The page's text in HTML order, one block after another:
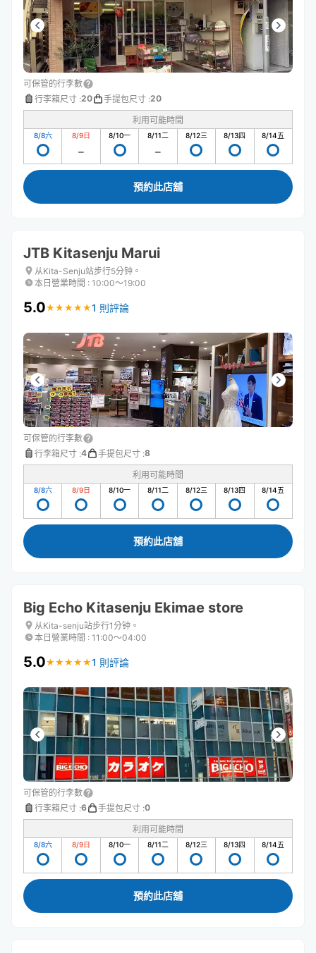
可保管的行李數
行李箱尺寸 :20 手提包尺寸 :20
利用可能時間
8/8六 8/9日 8/10一 8/11二 8/12三 8/13四 8/14五
預約此店舖
JTB Kitasenju Marui
从Kita-Senju站步行5分钟。
本日營業時間 : 10:00〜19:00
5.0★ ★ ★ ★ ★
★ ★ ★ ★ ★1 則評論
可保管的行李數
行李箱尺寸 :4 手提包尺寸 :8
利用可能時間
8/8六 8/9日 8/10一 8/11二 8/12三 8/13四 8/14五
預約此店舖
Big Echo Kitasenju Ekimae store
从Kita-senju站步行1分钟。
本日營業時間 : 11:00〜04:00
5.0★ ★ ★ ★ ★
★ ★ ★ ★ ★1 則評論
可保管的行李數
行李箱尺寸 :6 手提包尺寸 :0
利用可能時間
8/8六 8/9日 8/10一 8/11二 8/12三 8/13四 8/14五
預約此店舖